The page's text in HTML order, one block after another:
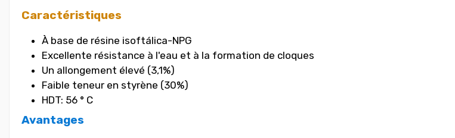
Caractéristiques
À base de résine isoftálica-NPG
Excellente résistance à l'eau et à la formation de cloques
Un allongement élevé (3,1%)
Faible teneur en styrène (30%)
HDT: 56 ° C
Avantages